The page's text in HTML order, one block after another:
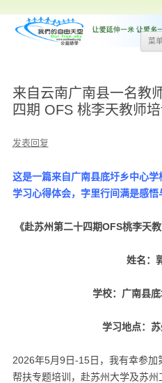
菜
来自云南广南县一名教
四期 OFS 桃李天教师培
发表回复
这是一篇来自广南县底圩乡中心
学习心得体会，字里行间满是感悟
《赴苏州第二十四期OFS桃李天
姓名：
学校：广南县
学习地点：
2026年5月9日-15日，我有幸参
帮扶专题培训，赴苏州大学及苏